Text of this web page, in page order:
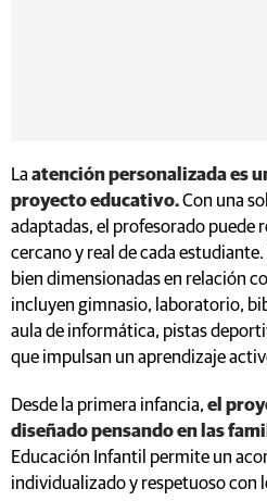
La atención personalizada es
proyecto educativo.Con una
adaptadas, el profesorado puede
cercano y real de cada
bien dimensionadas en relación
incluyen gimnasio, laboratorio,
aula de informática, pistas
que impulsan un aprendizaje
Desde la primera infancia, el
diseñado pensando en las
Educación Infantil permite un
individualizado y respetuoso con